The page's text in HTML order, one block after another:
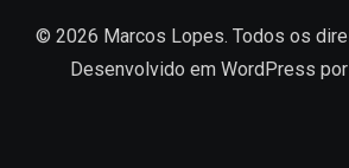
© 2026 Marcos Lopes. Todos os
Desenvolvido em WordPress